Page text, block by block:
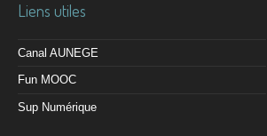
Liens utiles
Canal AUNEGE
Fun MOOC
Sup Numérique